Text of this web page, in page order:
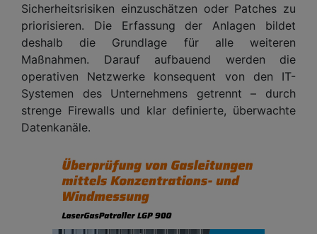
Sicherheitsrisiken einzuschätzen oder Patches zu
priorisieren. Die Erfassung der Anlagen bildet
deshalb die Grundlage für alle weiteren
Maßnahmen. Darauf aufbauend werden die
operativen Netzwerke konsequent von den IT-
Systemen des Unternehmens getrennt – durch
strenge Firewalls und klar definierte, überwachte
Datenkanäle.